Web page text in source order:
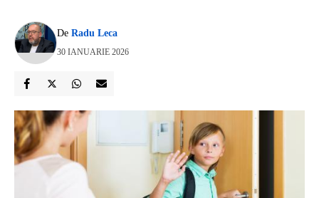
De Radu Leca
30 IANUARIE 2026